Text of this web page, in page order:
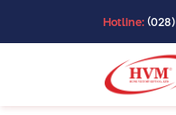
Hotline:(028)